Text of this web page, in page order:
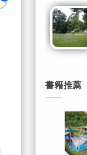
書籍推薦